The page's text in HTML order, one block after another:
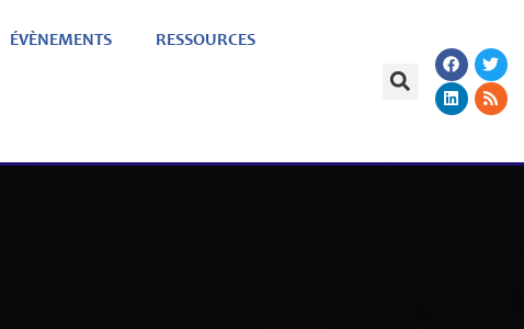
ÉVÈNEMENTS RESSOURCES